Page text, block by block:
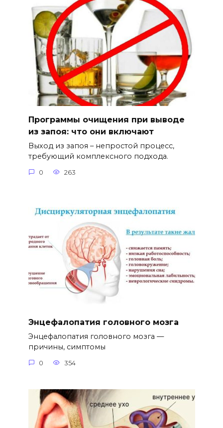
Программы очищения при выводе
из запоя: что они включают
Выход из запоя – непростой процесс,
требующий комплексного подхода.
0 263
Энцефалопатия головного мозга
Энцефалопатия головного мозга —
причины, симптомы
0 354